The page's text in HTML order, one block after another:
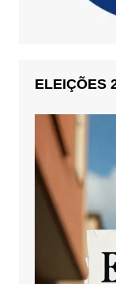
ELEIÇÕES